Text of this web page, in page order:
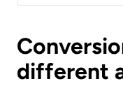
different